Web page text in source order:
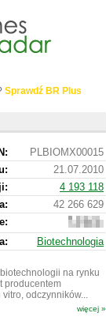
Sprawdź BR Plus
PLBIOMX00015
21.07.2010
4 193 118
42 266 629
967
629
Biotechnologia
na rynku
producentem
odczynników...
więcej »